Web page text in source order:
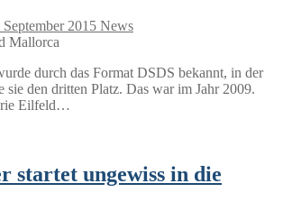
September 2015 News
durch das Format DSDS bekannt, in der
sie den dritten Platz. Das war im Jahr 2009.
Eilfeld…
startet ungewiss in die